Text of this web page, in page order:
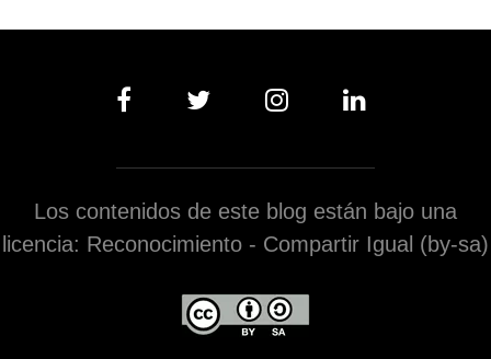
Los contenidos de este blog están bajo una
licencia: Reconocimiento - Compartir Igual (by-sa)